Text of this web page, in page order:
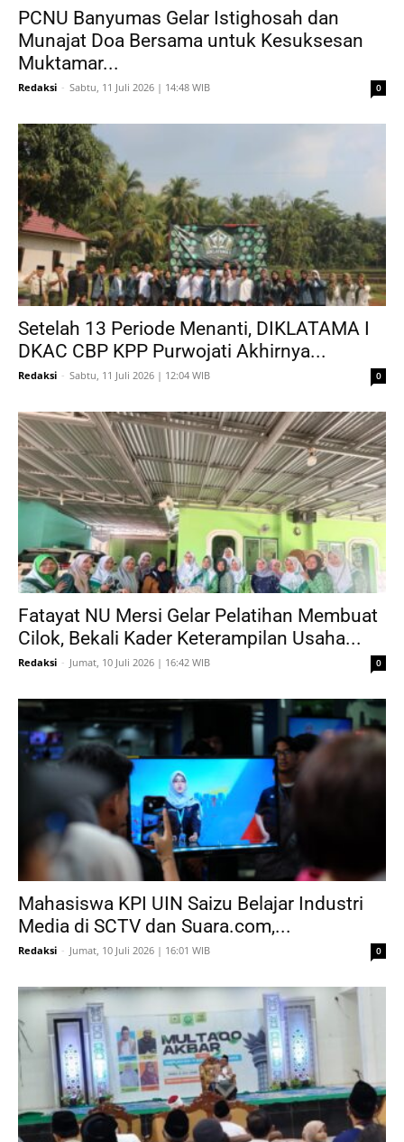
PCNU Banyumas Gelar Istighosah dan
Munajat Doa Bersama untuk Kesuksesan
Muktamar...
Redaksi - Sabtu, 11 Juli 2026 | 14:48 WIB 0
Setelah 13 Periode Menanti, DIKLATAMA I
DKAC CBP KPP Purwojati Akhirnya...
Redaksi - Sabtu, 11 Juli 2026 | 12:04 WIB 0
Fatayat NU Mersi Gelar Pelatihan Membuat
Cilok, Bekali Kader Keterampilan Usaha...
Redaksi - Jumat, 10 Juli 2026 | 16:42 WIB 0
Mahasiswa KPI UIN Saizu Belajar Industri
Media di SCTV dan Suara.com,...
Redaksi - Jumat, 10 Juli 2026 | 16:01 WIB 0